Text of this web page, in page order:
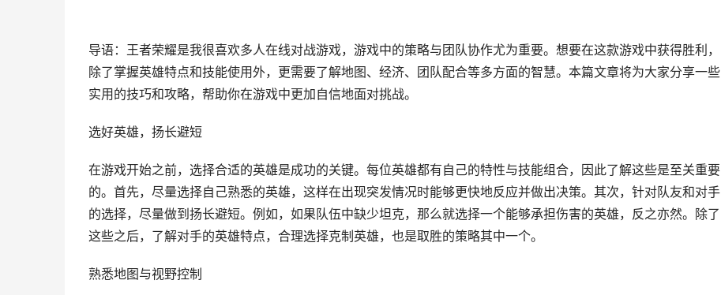
导语：王者荣耀是我很喜欢多人在线对战游戏，游戏中的策略与团队协作尤为重要。想要在这款游戏中获得胜利，
除了掌握英雄特点和技能使用外，更需要了解地图、经济、团队配合等多方面的智慧。本篇文章将为大家分享一些
实用的技巧和攻略，帮助你在游戏中更加自信地面对挑战。
选好英雄，扬长避短
在游戏开始之前，选择合适的英雄是成功的关键。每位英雄都有自己的特性与技能组合，因此了解这些是至关重要
的。首先，尽量选择自己熟悉的英雄，这样在出现突发情况时能够更快地反应并做出决策。其次，针对队友和对手
的选择，尽量做到扬长避短。例如，如果队伍中缺少坦克，那么就选择一个能够承担伤害的英雄，反之亦然。除了
这些之后，了解对手的英雄特点，合理选择克制英雄，也是取胜的策略其中一个。
熟悉地图与视野控制